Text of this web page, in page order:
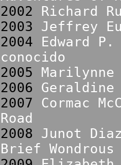
2002 Richard
2003 Jeffrey
2004 Edward
conocido
2005 Marilynne
2006 Geraldine
2007 Cormac
Road
2008 Junot
Brief